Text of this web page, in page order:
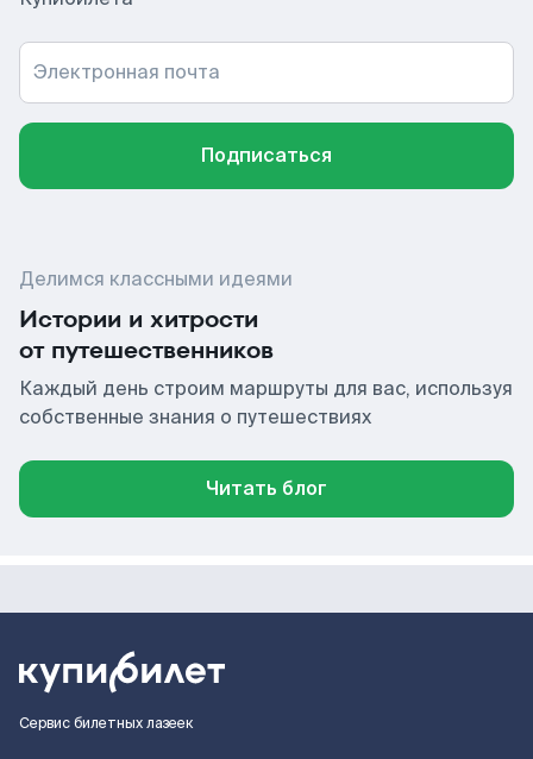
Электронная почта
Подписаться
Делимся классными идеями
Истории и хитрости
от путешественников
Каждый день строим маршруты для вас, используя
собственные знания о путешествиях
Читать блог
Сервис билетных лазеек